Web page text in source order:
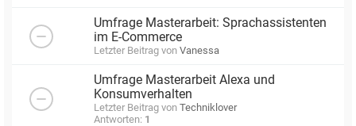
Umfrage Masterarbeit: Sprachassistenten
im E-Commerce
Letzter Beitrag von Vanessa
Umfrage Masterarbeit Alexa und
Konsumverhalten
Letzter Beitrag von Techniklover
Antworten: 1